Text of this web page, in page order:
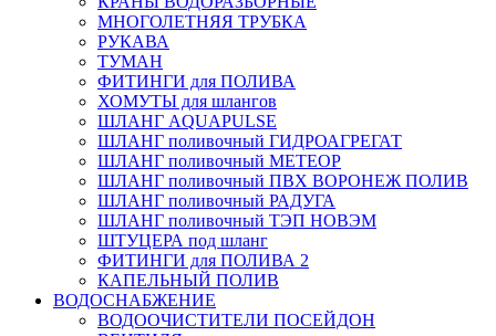
МНОГОЛЕТНЯЯ ТРУБКА
РУКАВА
ТУМАН
ФИТИНГИ для ПОЛИВА
ХОМУТЫ для шлангов
ШЛАНГ AQUAPULSE
ШЛАНГ поливочный ГИДРОАГРЕГАТ
ШЛАНГ поливочный МЕТЕОР
ШЛАНГ поливочный ПВХ ВОРОНЕЖ ПОЛИВ
ШЛАНГ поливочный РАДУГА
ШЛАНГ поливочный ТЭП НОВЭМ
ШТУЦЕРА под шланг
ФИТИНГИ для ПОЛИВА 2
КАПЕЛЬНЫЙ ПОЛИВ
ВОДОСНАБЖЕНИЕ
ВОДООЧИСТИТЕЛИ ПОСЕЙДОН